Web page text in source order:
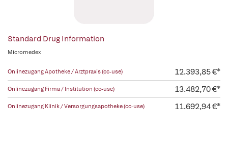
Standard Drug Information
Micromedex
Onlinezugang Apotheke / Arztpraxis (cc-use) 12.393,85 €*
Onlinezugang Firma / Institution (cc-use) 13.482,70 €*
Onlinezugang Klinik / Versorgungsapotheke (cc-use) 11.692,94 €*